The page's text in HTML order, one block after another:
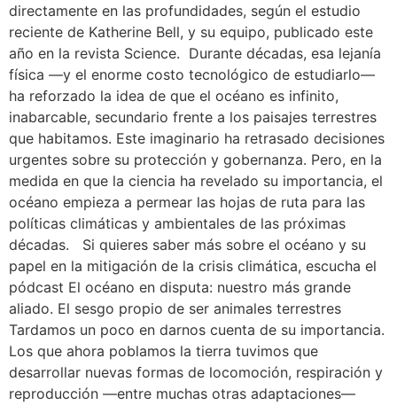
directamente en las profundidades, según el estudio
reciente de Katherine Bell, y su equipo, publicado este
año en la revista Science. Durante décadas, esa lejanía
física —y el enorme costo tecnológico de estudiarlo—
ha reforzado la idea de que el océano es infinito,
inabarcable, secundario frente a los paisajes terrestres
que habitamos. Este imaginario ha retrasado decisiones
urgentes sobre su protección y gobernanza. Pero, en la
medida en que la ciencia ha revelado su importancia, el
océano empieza a permear las hojas de ruta para las
políticas climáticas y ambientales de las próximas
décadas. Si quieres saber más sobre el océano y su
papel en la mitigación de la crisis climática, escucha el
pódcast El océano en disputa: nuestro más grande
aliado. El sesgo propio de ser animales terrestres
Tardamos un poco en darnos cuenta de su importancia.
Los que ahora poblamos la tierra tuvimos que
desarrollar nuevas formas de locomoción, respiración y
reproducción —entre muchas otras adaptaciones—